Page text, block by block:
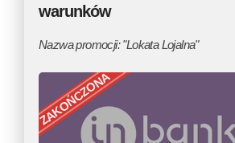
warunków
Nazwa promocji: "Lokata Lojalna"
ZAKOŃCZONA